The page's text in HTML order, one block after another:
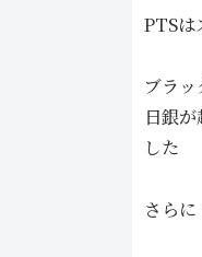
PTSは
ブラ
日銀
した
さら